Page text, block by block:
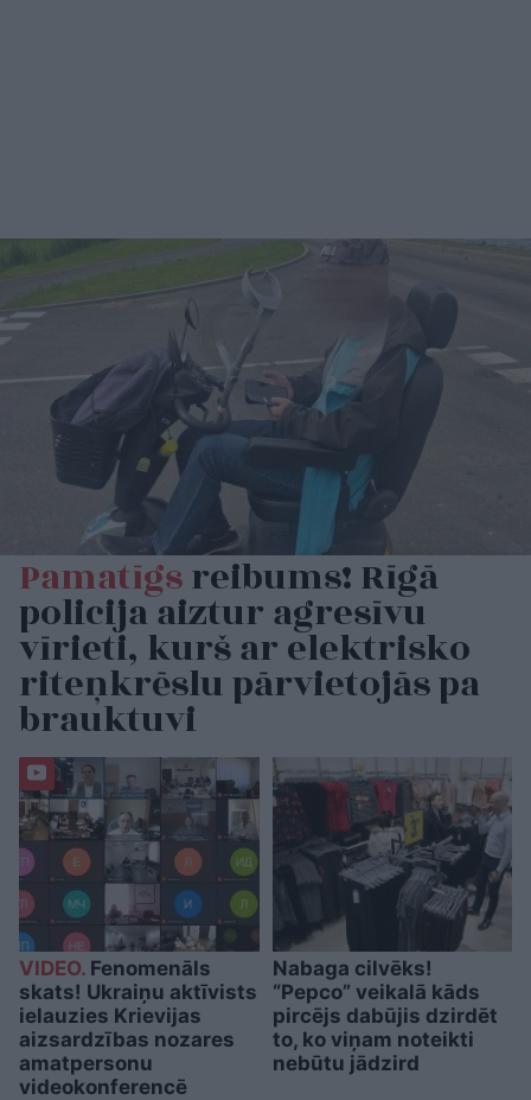
Pamatīgsreibums! Rīgā
policija aiztur agresīvu
vīrieti, kurš ar elektrisko
riteņkrēslu pārvietojās pa
brauktuvi
VIDEO. Fenomenāls
skats! Ukraiņu aktīvists
ielauzies Krievijas
aizsardzības nozares
amatpersonu
videokonferencē
Nabaga cilvēks!
“Pepco” veikalā kāds
pircējs dabūjis dzirdēt
to, ko viņam noteikti
nebūtu jādzird